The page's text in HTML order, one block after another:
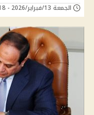
الجمعة 13/فبراير/2026 - 06:18 م